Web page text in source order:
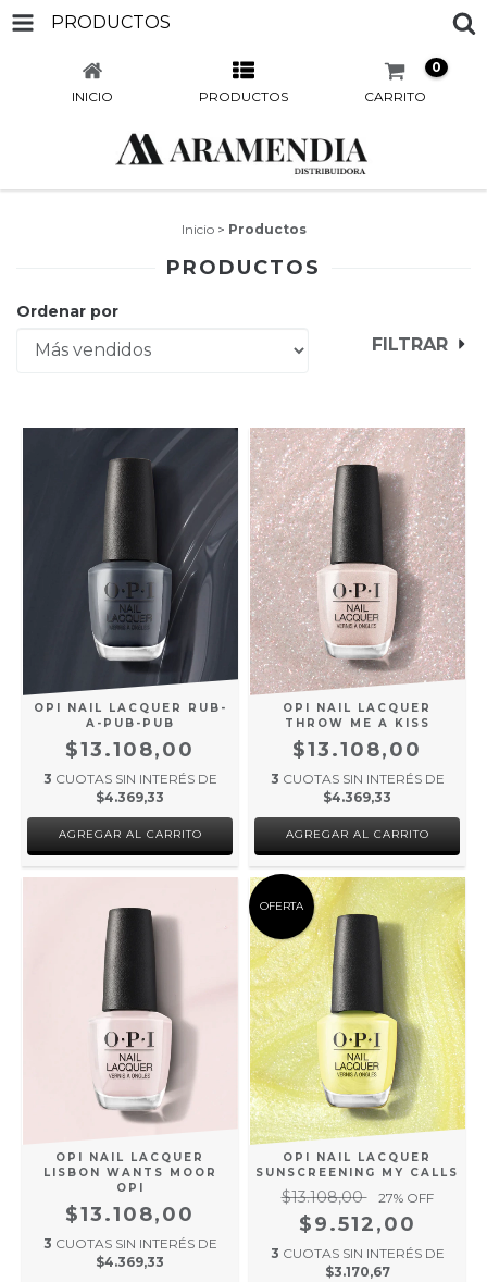
PRODUCTOS
INICIO PRODUCTOS CARRITO
0
Inicio > Productos
PRODUCTOS
Ordenar por
FILTRAR
OPI NAIL LACQUER RUB-
A-PUB-PUB
$13.108,00
3 CUOTAS SIN INTERÉS DE
$4.369,33
OPI NAIL LACQUER
THROW ME A KISS
$13.108,00
3 CUOTAS SIN INTERÉS DE
$4.369,33
OPI NAIL LACQUER
LISBON WANTS MOOR
OPI
$13.108,00
3 CUOTAS SIN INTERÉS DE
$4.369,33
OFERTA
OPI NAIL LACQUER
SUNSCREENING MY CALLS
$13.108,00 27% OFF
$9.512,00
3 CUOTAS SIN INTERÉS DE
$3.170,67